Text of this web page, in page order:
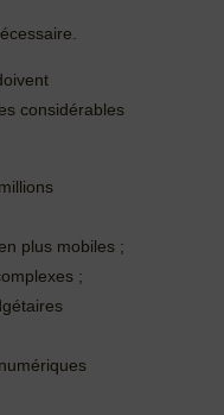
considérables
plus mobiles ;
;